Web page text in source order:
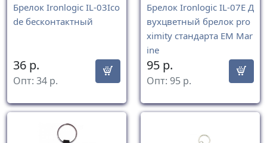
Брелок Ironlogic IL-03Ico
de бесконтактный
36 р.
Опт: 34 р.
Брелок Ironlogic IL-07E Д
вухцветный брелок pro
ximity стандарта EM Mar
ine
95 р.
Опт: 95 р.